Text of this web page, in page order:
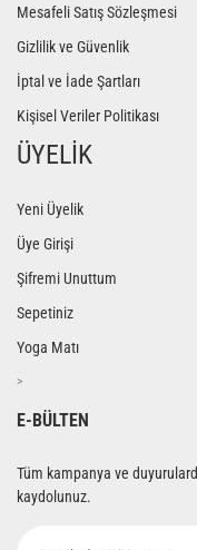
Mesafeli Satış Sözleşmesi
Gizlilik ve Güvenlik
İptal ve İade Şartları
Kişisel Veriler Politikası
ÜYELİK
Yeni Üyelik
Üye Girişi
Şifremi Unuttum
Sepetiniz
Yoga Matı
>
E-BÜLTEN
Tüm kampanya ve
kaydolunuz.